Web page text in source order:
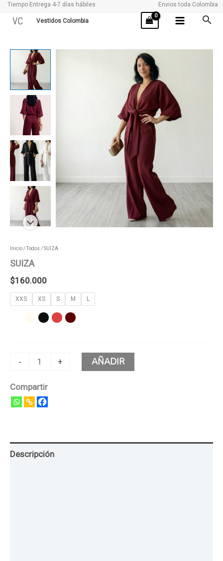
Tiempo Entrega 4-7 días hábiles Envios toda Colombia
VC Vestidos Colombia
Inicio/Todos / SUIZA
SUIZA
$160.000
XXS XS S M L
-
SUIZA
cantidad
+ AÑADIR
Compartir
Descripción